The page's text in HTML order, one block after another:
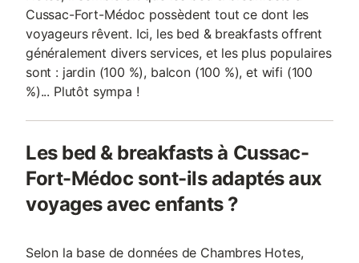
Cussac-Fort-Médoc possèdent tout ce dont les
voyageurs rêvent. Ici, les bed & breakfasts offrent
généralement divers services, et les plus populaires
sont : jardin (100 %), balcon (100 %), et wifi (100
%)... Plutôt sympa !
Les bed & breakfasts à Cussac-
Fort-Médoc sont-ils adaptés aux
voyages avec enfants ?
Selon la base de données de Chambres Hotes,